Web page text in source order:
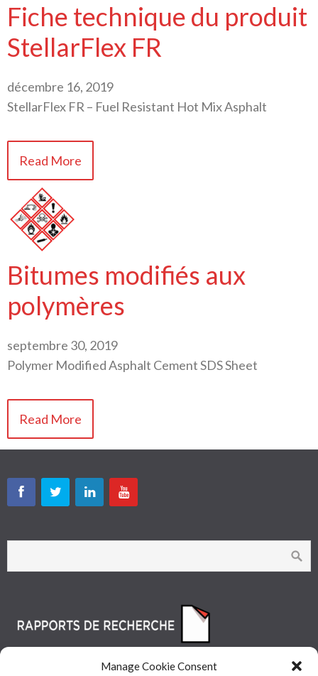
Manage Cookie Consent
Fiche technique du produit
StellarFlex FR
décembre 16, 2019
StellarFlex FR – Fuel Resistant Hot Mix Asphalt
Read More
Bitumes modifiés aux
polymères
septembre 30, 2019
Polymer Modified Asphalt Cement SDS Sheet
Read More